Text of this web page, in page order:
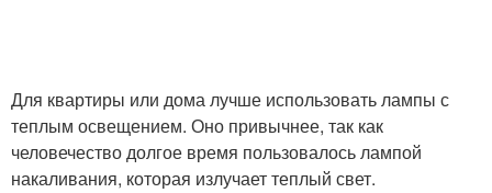
Для квартиры или дома лучше использовать лампы с
теплым освещением. Оно привычнее, так как
человечество долгое время пользовалось лампой
накаливания, которая излучает теплый свет.